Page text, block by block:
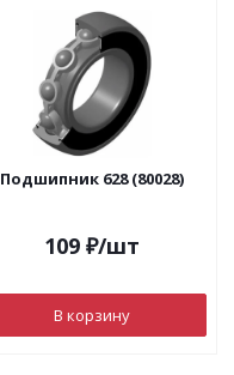
Подшипник 628 (80028)
109 ₽/шт
В корзину